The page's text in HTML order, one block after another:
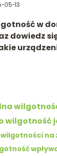
05-13
w
dowiedz
wilgotność
wilgotności na